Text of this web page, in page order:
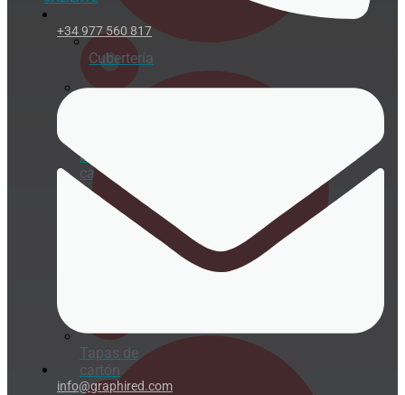
bebida
caliente
Tapas de
cartón
Cubertería
+34 977 560 817
info@graphired.com